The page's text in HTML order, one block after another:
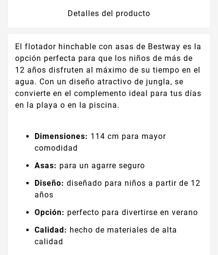
Detalles del producto
El flotador hinchable con asas de Bestway es la
opción perfecta para que los niños de más de
12 años disfruten al máximo de su tiempo en el
agua. Con un diseño atractivo de jungla, se
convierte en el complemento ideal para tus días
en la playa o en la piscina.
Dimensiones: 114 cm para mayor
comodidad
Asas: para un agarre seguro
Diseño: diseñado para niños a partir de 12
años
Opción: perfecto para divertirse en verano
Calidad: hecho de materiales de alta
calidad